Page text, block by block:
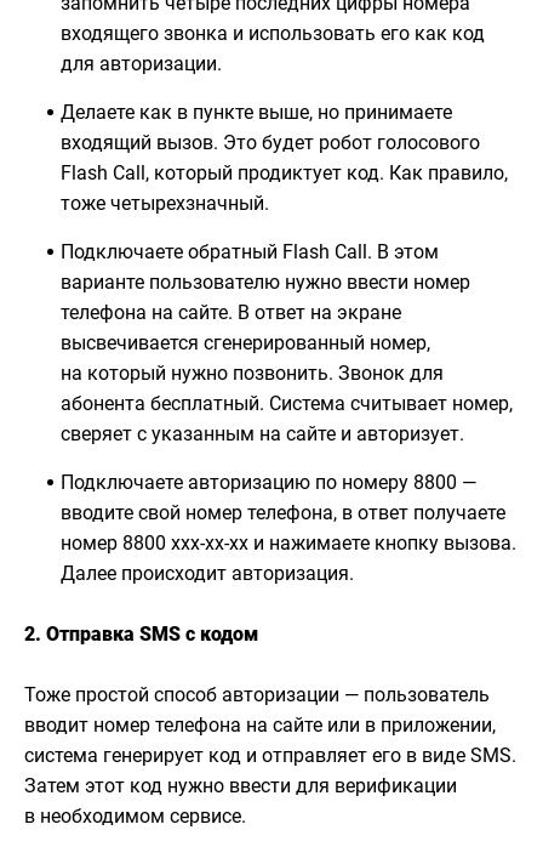
входящего звонка и использовать его как код
для авторизации.
Делаете как в пункте выше, но принимаете
входящий вызов. Это будет робот голосового
Flash Call, который продиктует код. Как правило,
тоже четырехзначный.
Подключаете обратный Flash Call. В этом
варианте пользователю нужно ввести номер
телефона на сайте. В ответ на экране
высвечивается сгенерированный номер,
на который нужно позвонить. Звонок для
абонента бесплатный. Система считывает номер,
сверяет с указанным на сайте и авторизует.
Подключаете авторизацию по номеру 8800 —
вводите свой номер телефона, в ответ получаете
номер 8800 ххх-хх-хх и нажимаете кнопку вызова.
Далее происходит авторизация.
2. Отправка SMS с кодом
Тоже простой способ авторизации — пользователь
вводит номер телефона на сайте или в приложении,
система генерирует код и отправляет его в виде SMS.
Затем этот код нужно ввести для верификации
в необходимом сервисе.